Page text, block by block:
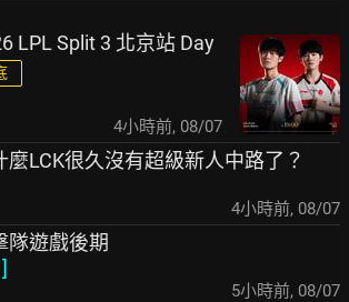
LPL Split 3 北京站 Day
4小時前, 08/07
麼LCK很久沒有超級新人中路了？
4小時前, 08/07
隊遊戲後期
]
5小時前, 08/07